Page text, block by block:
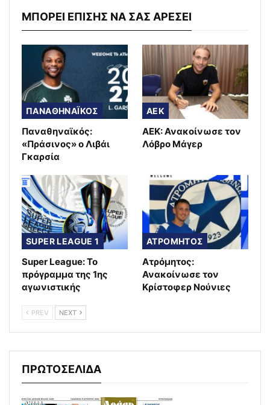
ΜΠΟΡΕΙ ΕΠΙΣΗΣ ΝΑ ΣΑΣ ΑΡΕΣΕΙ
ΠΑΝΑΘΗΝΑΪΚΟΣ
Παναθηναϊκός:
«Πράσινος» ο Λιβάι
Γκαρσία
AEK
ΑΕΚ: Ανακοίνωσε τον
Λόβρο Μάγερ
SUPER LEAGUE 1
Super League: Το
πρόγραμμα της 1ης
αγωνιστικής
ΑΤΡΟΜΗΤΟΣ
Ατρόμητος:
Ανακοίνωσε τον
Κρίστοφερ Νούνιες
PREV NEXT
ΠΡΩΤΟΣΕΛΙΔΑ